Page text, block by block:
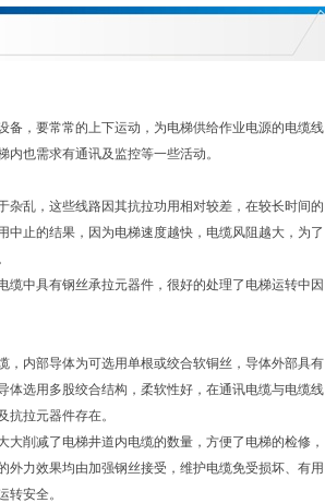
备，要常常的上下运动，为电梯供给作业电源的电缆线
也需求有通讯及监控等一些活动。
乱，这些线路因其抗拉功用相对较差，在较长时间的
止的结果，因为电梯速度越快，电缆风阻越大，为了
中具有钢丝承拉元器件，很好的处理了电梯运转中因
，内部导体为可选用单根或绞合软铜丝，导体外部具有
体选用多股绞合结构，柔软性好，在通讯电缆与电缆线
拉元器件存在。
削减了电梯井道内电缆的数量，方便了电梯的检修，
力效果均由加强钢丝接受，维护电缆免受损坏、有用
安全。